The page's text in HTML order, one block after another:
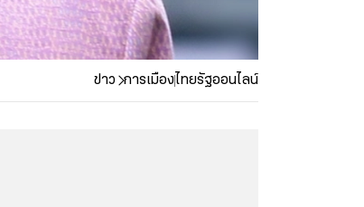
ข่าว การเมืองไทยรัฐออนไลน์